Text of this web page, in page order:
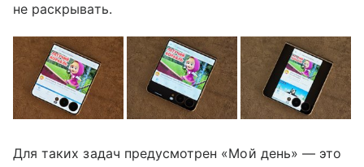
не раскрывать.
Для таких задач предусмотрен «Мой день» — это